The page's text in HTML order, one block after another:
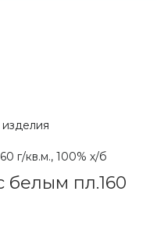
г/кв.м., 100% х/б
белым пл.160